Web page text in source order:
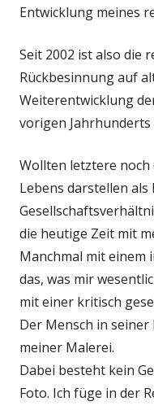
Entwicklung meines
Seit 2002 ist also die
Rückbesinnung auf
Weiterentwicklung
vorigen
Wollten letztere noch
Lebens darstellen
die heutige Zeit mit
Manchmal mit einem
das, was mir
mit einer kritisch
Der Mensch in
meiner Malerei.
Dabei besteht kein
Foto. Ich füge in der